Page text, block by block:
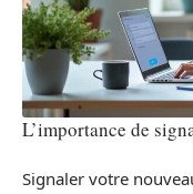
L’importance de
Signaler votre